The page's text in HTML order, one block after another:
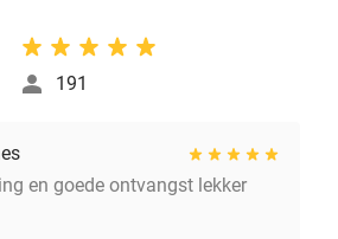
191
en goede ontvangst lekker